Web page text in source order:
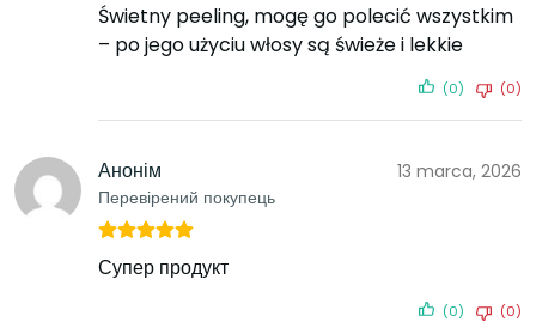
Świetny peeling, mogę go polecić wszystkim
– po jego użyciu włosy są świeże i lekkie
(0) (0)
Анонім
Перевірений покупець
13 marca, 2026
Супер продукт
(0) (0)